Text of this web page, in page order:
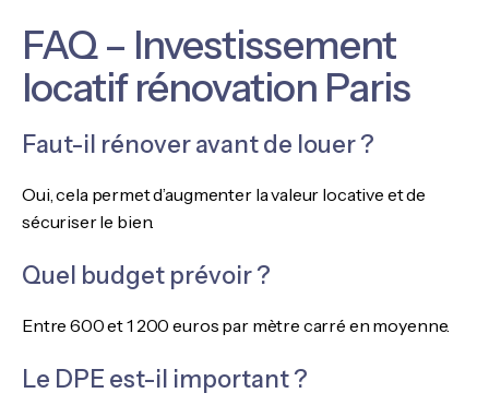
FAQ – Investissement
locatif rénovation Paris
Faut-il rénover avant de louer ?
Oui, cela permet d’augmenter la valeur locative et de
sécuriser le bien.
Quel budget prévoir ?
Entre 600 et 1 200 euros par mètre carré en moyenne.
Le DPE est-il important ?